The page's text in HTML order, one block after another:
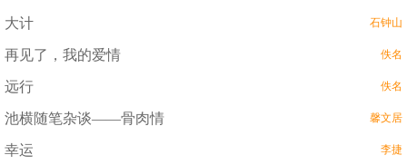
大计 石钟山
再见了，我的爱情 佚名
远行 佚名
池横随笔杂谈——骨肉情 馨文居
幸运 李捷